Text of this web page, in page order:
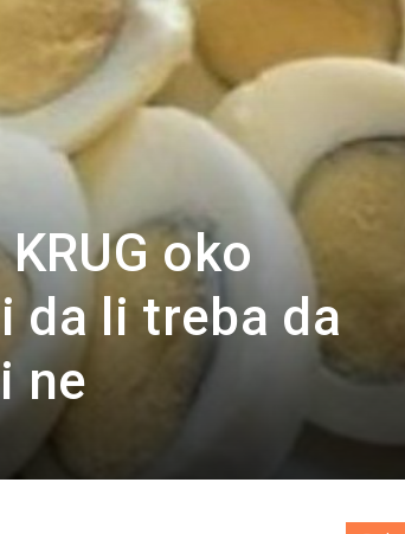
oko
da li treba da
ne